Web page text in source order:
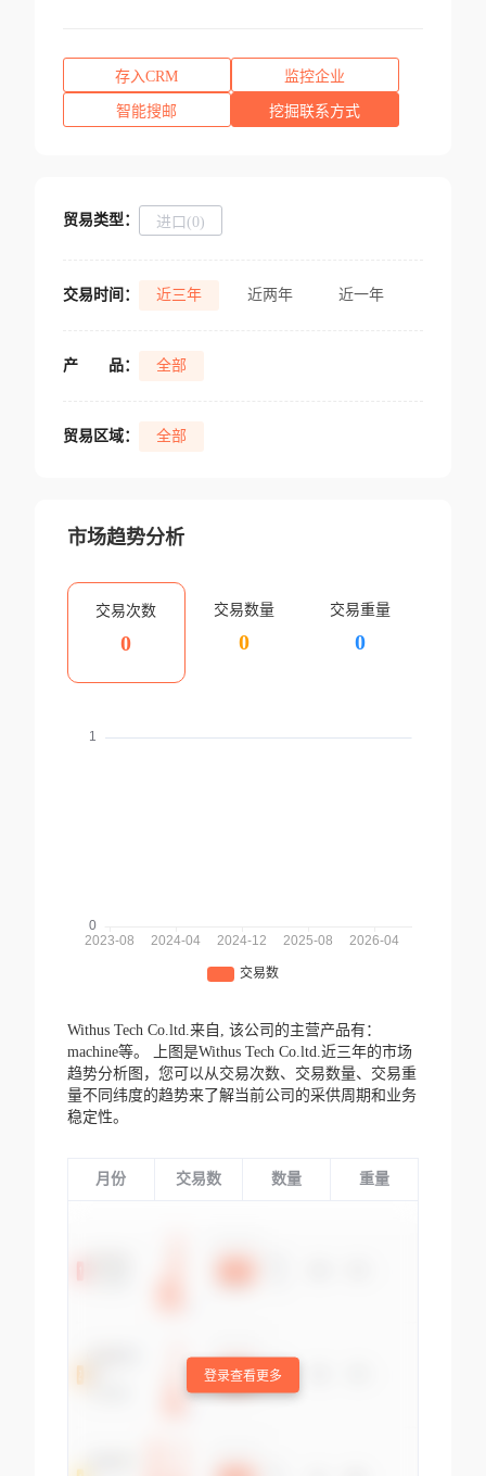
存入CRM 监控企业
智能搜邮 挖掘联系方式
贸易类型： 进口(0)
交易时间： 近三年 近两年 近一年
产 品： 全部
贸易区域： 全部
市场趋势分析
交易次数
0
交易数量
0
交易重量
0
Withus Tech Co.ltd.来自, 该公司的主营产品有：
machine等。
上图是Withus Tech Co.ltd.近三年的市场
趋势分析图，您可以从交易次数、交易数量、交易重
量不同纬度的趋势来了解当前公司的采供周期和业务
稳定性。
月份 交易数 数量 重量
登录查看更多